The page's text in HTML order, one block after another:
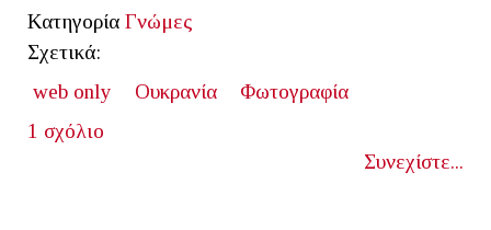
Κατηγορία Γνώμες
Σχετικά:
web only
Ουκρανία
Φωτογραφία
1 σχόλιο
Συνεχίστε...